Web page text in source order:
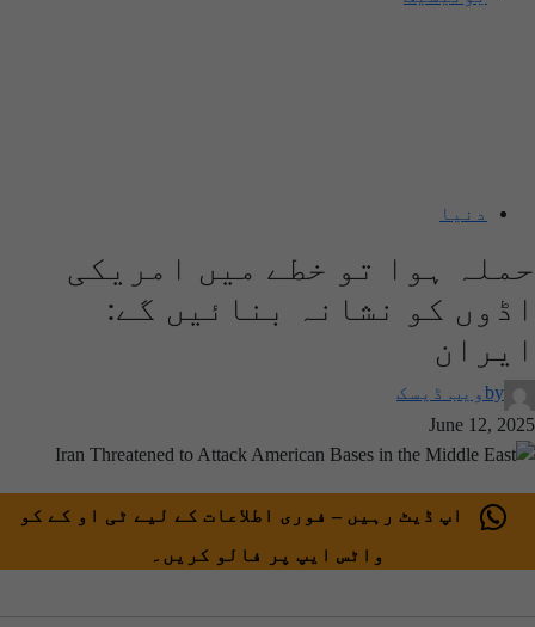
دنیا
حملہ ہوا تو خطے میں امریکی
اڈوں کو نشانہ بنائیں گے:
ایران
byویب ڈیسک
June 12, 2025
اپ ڈیٹ رہیں – فوری اطلاعات کے لیے ٹی او کے کو
واٹس ایپ پر فالو کریں۔